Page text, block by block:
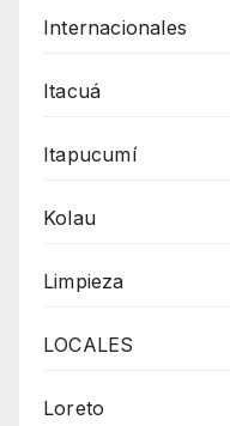
Internacionales
Itacuá
Itapucumí
Kolau
Limpieza
LOCALES
Loreto